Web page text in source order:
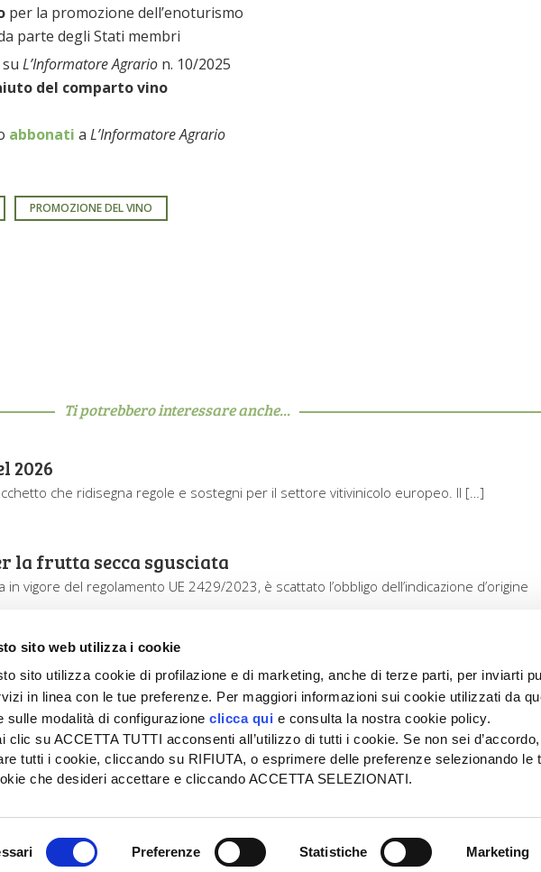
sito web utilizza i cookie
sito utilizza cookie di profilazione e di marketing, anche di terze parti, per inviarti
in linea con le tue preferenze. Per maggiori informazioni sui cookie utilizzati da
sulle modalità di configurazioneclicca qui e consulta la nostra cookie policy.
clic su ACCETTA TUTTI acconsenti all’utilizzo di tutti i cookie. Se non sei
tutti i cookie, cliccando su RIFIUTA, o esprimere delle preferenze selezionando le
che desideri accettare e cliccando ACCETTA SELEZIONATI.
Preferenze Statistiche Marketing
per la promozione dell’enoturismo
parte degli Stati membri
L’Informatore Agrario n. 10/2025
del comparto vino
abbonati a L’Informatore Agrario
PROMOZIONE DEL VINO
Ti potrebbero interessare anche...
2026
che ridisegna regole e sostegni per il settore vitivinicolo europeo. Il […]
la frutta secca sgusciata
in vigore del regolamento UE 2429/2023, è scattato l’obbligo dell’indicazione d’origine
Srl
SEDE
Tel + 39.045.8057511
info@informatoreagrario.it
PUBBLICITÀ
Tel +
Agrario S.r.l-Tutti i diritti riservati - Partita iva: 00230010233 Reg. imp. di Verona nr.